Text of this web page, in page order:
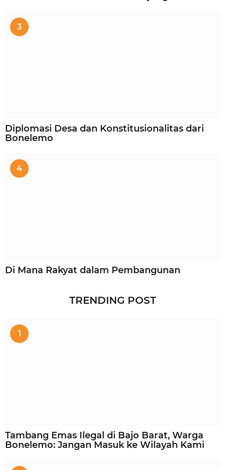
3
Diplomasi Desa dan Konstitusionalitas dari
Bonelemo
4
Di Mana Rakyat dalam Pembangunan
TRENDING POST
1
Tambang Emas Ilegal di Bajo Barat, Warga
Bonelemo: Jangan Masuk ke Wilayah Kami